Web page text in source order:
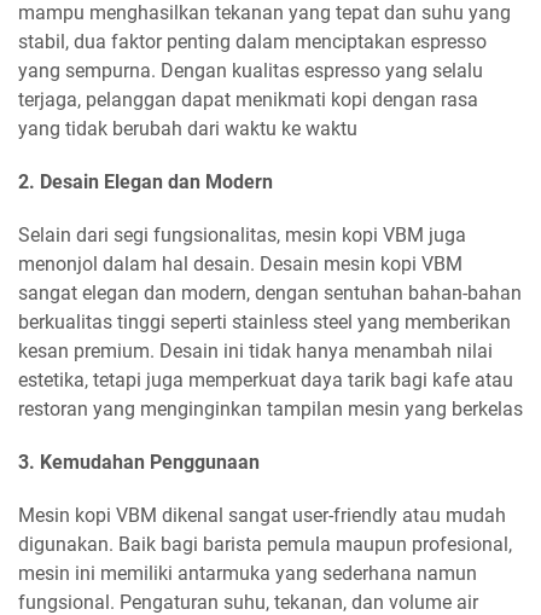
mampu menghasilkan tekanan yang tepat dan suhu yang
stabil, dua faktor penting dalam menciptakan espresso
yang sempurna. Dengan kualitas espresso yang selalu
terjaga, pelanggan dapat menikmati kopi dengan rasa
yang tidak berubah dari waktu ke waktu
2. Desain Elegan dan Modern
Selain dari segi fungsionalitas, mesin kopi VBM juga
menonjol dalam hal desain. Desain mesin kopi VBM
sangat elegan dan modern, dengan sentuhan bahan-bahan
berkualitas tinggi seperti stainless steel yang memberikan
kesan premium. Desain ini tidak hanya menambah nilai
estetika, tetapi juga memperkuat daya tarik bagi kafe atau
restoran yang menginginkan tampilan mesin yang berkelas
3. Kemudahan Penggunaan
Mesin kopi VBM dikenal sangat user-friendly atau mudah
digunakan. Baik bagi barista pemula maupun profesional,
mesin ini memiliki antarmuka yang sederhana namun
fungsional. Pengaturan suhu, tekanan, dan volume air